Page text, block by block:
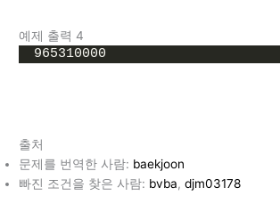
예제 출력 4
965310000
출처
문제를 번역한 사람: baekjoon
빠진 조건을 찾은 사람: bvba,djm03178